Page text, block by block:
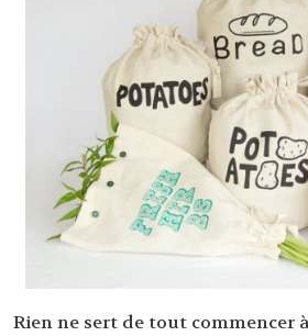
Rien ne sert de tout commencer